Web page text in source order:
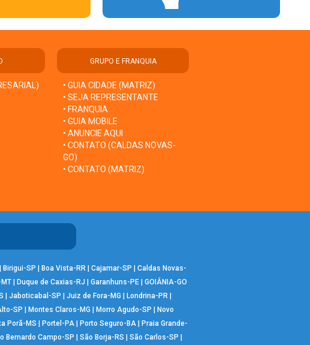
GRUPO E FRANQUIA
• GUIA CIDADE (MATRIZ)
• SEJA REPRESENTANTE
• FRANQUIA
• GUIA MOBILE
• ANUNCIE AQUI
• CONTATO (CALDAS NOVAS-
GO)
• CONTATO (MATRIZ)
| Birigui-SP | Boa Vista-RR | Cajamar-SP | Caldas Novas-
| Duque de Caxias-RJ | Garanhuns-PE | GOIÂNIA-GO
| Jaboticabal-SP | Juiz de Fora-MG | Londrina-PR |
SP | Montes Claros-MG | Morro Agudo-SP | Novo
Porã-MS | Portel-PA| Porto Seguro-BA| Praia Grande-
Bernardo Campo-SP | São Borja-RS | São Carlos-SP |